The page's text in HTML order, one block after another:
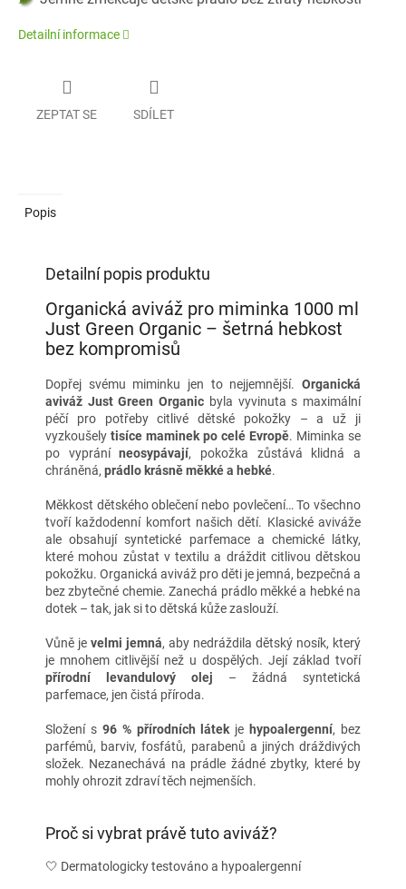
Detailní informace
ZEPTAT SE SDÍLET
Popis
Detailní popis produktu
Organická aviváž pro miminka 1000 ml
Just Green Organic – šetrná hebkost
bez kompromisů
Dopřej svému miminku jen to nejjemnější. Organická
aviváž Just Green Organic byla vyvinuta s maximální
péčí pro potřeby citlivé dětské pokožky – a už ji
vyzkoušely tisíce maminek po celé Evropě. Miminka se
po vypráníneosypávají, pokožka zůstává klidná a
chráněná, prádlo krásně měkké a hebké.
Měkkost dětského oblečení nebo povlečení… To všechno
tvoří každodenní komfort našich dětí. Klasické aviváže
ale obsahují syntetické parfemace a chemické látky,
které mohou zůstat v textilu a dráždit citlivou dětskou
pokožku. Organická aviváž pro děti je jemná, bezpečná a
bez zbytečné chemie. Zanechá prádlo měkké a hebké na
dotek – tak, jak si to dětská kůže zaslouží.
Vůně je velmi jemná, aby nedráždila dětský nosík, který
je mnohem citlivější než u dospělých. Její základ tvoří
přírodní levandulový olej – žádná syntetická
parfemace, jen čistá příroda.
Složení s 96 % přírodních látek je hypoalergenní, bez
parfémů, barviv, fosfátů, parabenů a jiných dráždivých
složek. Nezanechává na prádle žádné zbytky, které by
mohly ohrozit zdraví těch nejmenších.
Proč si vybrat právě tuto aviváž?
🤍 Dermatologicky testováno a hypoalergenní